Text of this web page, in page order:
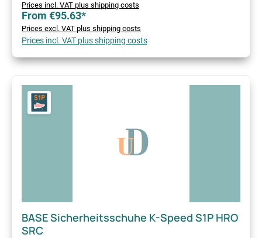
Prices incl. VAT plus shipping costs
From €95.63*
Prices excl. VAT plus shipping costs
Prices incl. VAT plus shipping costs
BASE Sicherheitsschuhe K-Speed S1P HRO
SRC